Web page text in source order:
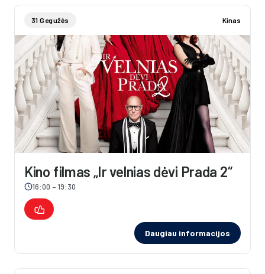
31 Gegužės Kinas
Kino filmas „Ir velnias dėvi Prada 2“
16:00 – 19:30
Daugiau informacijos